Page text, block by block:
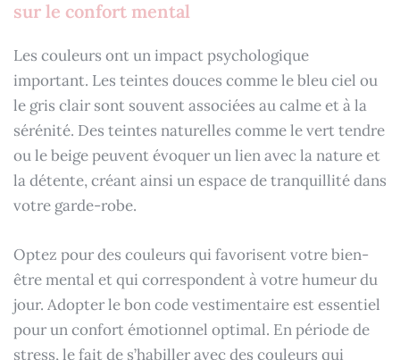
sur le confort mental
Les couleurs ont un impact psychologique
important. Les teintes douces comme le bleu ciel ou
le gris clair sont souvent associées au calme et à la
sérénité. Des teintes naturelles comme le vert tendre
ou le beige peuvent évoquer un lien avec la nature et
la détente, créant ainsi un espace de tranquillité dans
votre garde-robe.
Optez pour des couleurs qui favorisent votre bien-
être mental et qui correspondent à votre humeur du
jour. Adopter le bon code vestimentaire est essentiel
pour un confort émotionnel optimal. En période de
stress, le fait de s’habiller avec des couleurs qui